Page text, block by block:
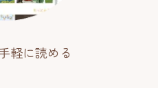
軽に読める